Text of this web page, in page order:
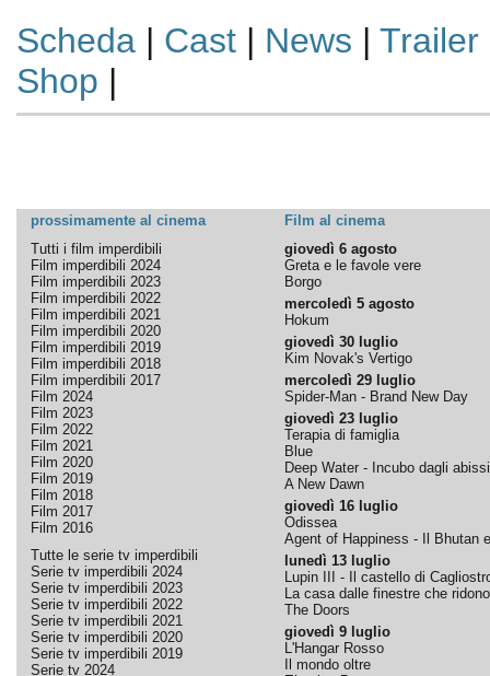
Scheda| Cast| News | Trailer
Shop |
prossimamente al cinema
Film al cinema
Tutti i film imperdibili
Film imperdibili 2024
Film imperdibili 2023
Film imperdibili 2022
Film imperdibili 2021
Film imperdibili 2020
Film imperdibili 2019
Film imperdibili 2018
Film imperdibili 2017
Film 2024
Film 2023
Film 2022
Film 2021
Film 2020
Film 2019
Film 2018
Film 2017
Film 2016
Tutte le serie tv imperdibili
Serie tv imperdibili 2024
Serie tv imperdibili 2023
Serie tv imperdibili 2022
Serie tv imperdibili 2021
Serie tv imperdibili 2020
Serie tv imperdibili 2019
Serie tv 2024
giovedì 6 agosto
Greta e le favole vere
Borgo
mercoledì 5 agosto
Hokum
giovedì 30 luglio
Kim Novak's Vertigo
mercoledì 29 luglio
Spider-Man - Brand New Day
giovedì 23 luglio
Terapia di famiglia
Blue
Deep Water - Incubo dagli abissi
A New Dawn
giovedì 16 luglio
Odissea
Agent of Happiness - Il Bhutan
lunedì 13 luglio
Lupin III - Il castello di
La casa dalle finestre che ridono
The Doors
giovedì 9 luglio
L'Hangar Rosso
Il mondo oltre